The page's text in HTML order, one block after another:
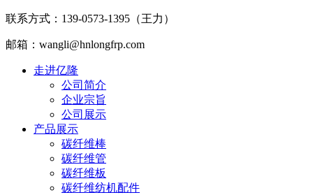
联系方式：139-0573-1395（王力）
邮箱：wangli@hnlongfrp.com
走进亿隆
公司简介
企业宗旨
公司展示
产品展示
碳纤维棒
碳纤维管
碳纤维板
碳纤维纺机配件